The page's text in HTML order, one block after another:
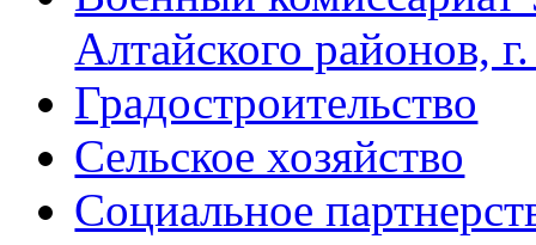
Алтайского районов,
Градостроительство
Сельское хозяйство
Социальное